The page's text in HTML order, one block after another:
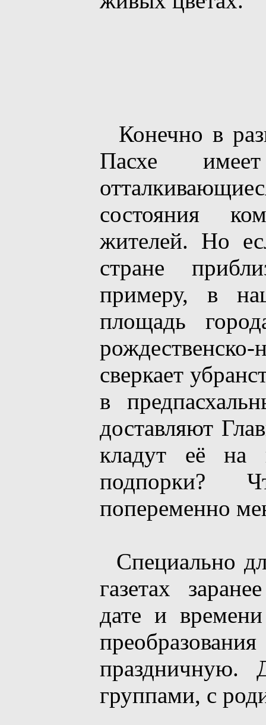
Конечно в
Пасхе
состояния
жителей. Но
стране
примеру, в
площадь
сверкает
в
доставляют
кладут её на
подпорки?
попеременно
Специально
газетах
дате и
праздничную.
группами, с